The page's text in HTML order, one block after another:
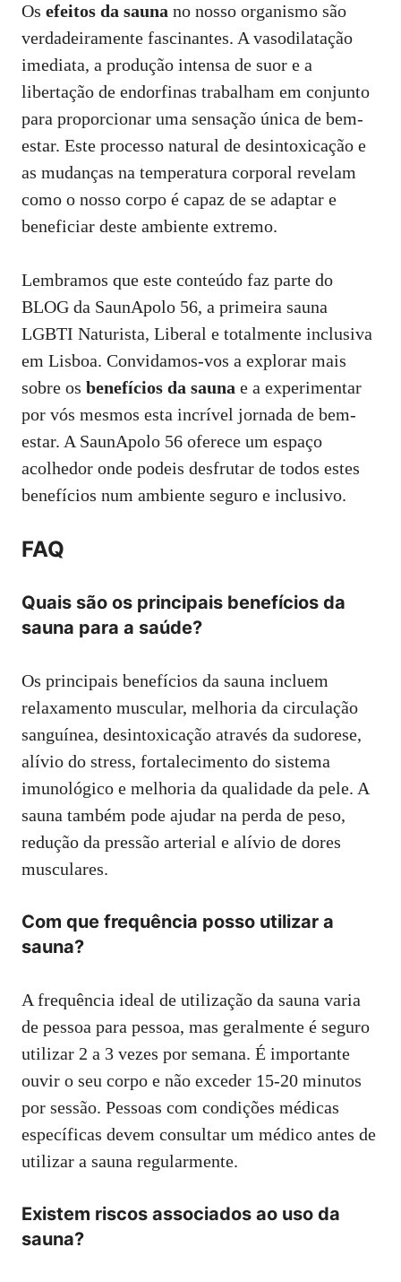
Os efeitos da sauna no nosso organismo são
verdadeiramente fascinantes. A vasodilatação
imediata, a produção intensa de suor e a
libertação de endorfinas trabalham em conjunto
para proporcionar uma sensação única de bem-
estar. Este processo natural de desintoxicação e
as mudanças na temperatura corporal revelam
como o nosso corpo é capaz de se adaptar e
beneficiar deste ambiente extremo.
Lembramos que este conteúdo faz parte do
BLOG da SaunApolo 56, a primeira sauna
LGBTI Naturista, Liberal e totalmente inclusiva
em Lisboa. Convidamos-vos a explorar mais
sobre os benefícios da sauna e a experimentar
por vós mesmos esta incrível jornada de bem-
estar. A SaunApolo 56 oferece um espaço
acolhedor onde podeis desfrutar de todos estes
benefícios num ambiente seguro e inclusivo.
FAQ
Quais são os principais benefícios da
sauna para a saúde?
Os principais benefícios da sauna incluem
relaxamento muscular, melhoria da circulação
sanguínea, desintoxicação através da sudorese,
alívio do stress, fortalecimento do sistema
imunológico e melhoria da qualidade da pele. A
sauna também pode ajudar na perda de peso,
redução da pressão arterial e alívio de dores
musculares.
Com que frequência posso utilizar a
sauna?
A frequência ideal de utilização da sauna varia
de pessoa para pessoa, mas geralmente é seguro
utilizar 2 a 3 vezes por semana. É importante
ouvir o seu corpo e não exceder 15-20 minutos
por sessão. Pessoas com condições médicas
específicas devem consultar um médico antes de
utilizar a sauna regularmente.
Existem riscos associados ao uso da
sauna?